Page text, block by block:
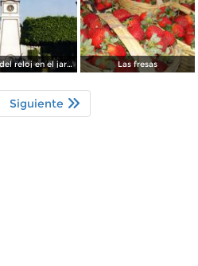
La torre del reloj en el jardín Hidalgo. Irapuato, Gto. 2001 Las fresas
Siguiente